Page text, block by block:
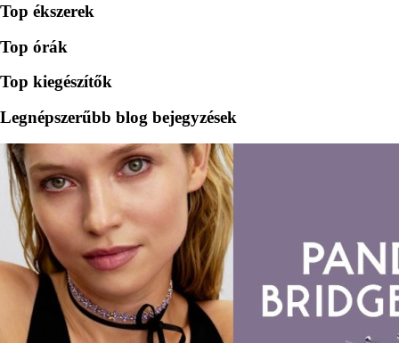
Top ékszerek
Top órák
Top kiegészítők
Legnépszerűbb blog bejegyzések